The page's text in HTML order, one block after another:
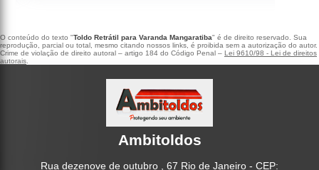
O conteúdo do texto "Toldo Retrátil para Varanda Mangaratiba" é de direito reservado. Sua
reprodução, parcial ou total, mesmo citando nossos links, é proibida sem a autorização do autor.
Crime de violação de direito autoral – artigo 184 do Código Penal – Lei 9610/98 - Lei de direitos
autorais
Ambitoldos
Rua dezenove de outubro , 67 Rio de Janeiro - CEP: